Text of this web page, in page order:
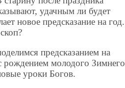
удачным ли будет
новое предсказание на год.
предсказанием на
рождением молодого Зимнего
уроки Богов.